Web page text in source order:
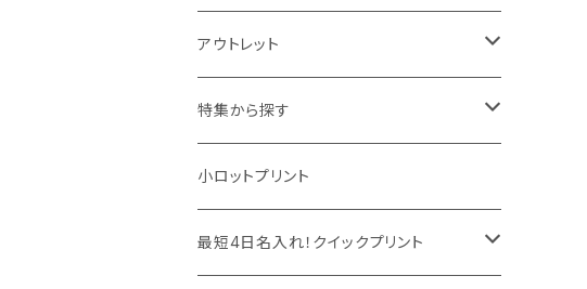
デスク周辺
イヤホン・ヘッドフォン
マウスパッド
モバイル周辺グッズ
PC周辺グッズ
除菌グッズ
パーテーション
マスク・フェイスシールド
測定・測量用品
アウトレット
アウトレット
ドリンクフェア
ボトル・タンブラー
特集から探す
エンタメグッズ・イベント会場物販品
ご当地グッズ・オリジナルお土産品
小ロットプリント
最短4日名入れ！クイックプリント